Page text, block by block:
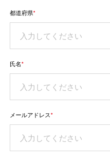
都道府県*
氏名*
メールアドレス*